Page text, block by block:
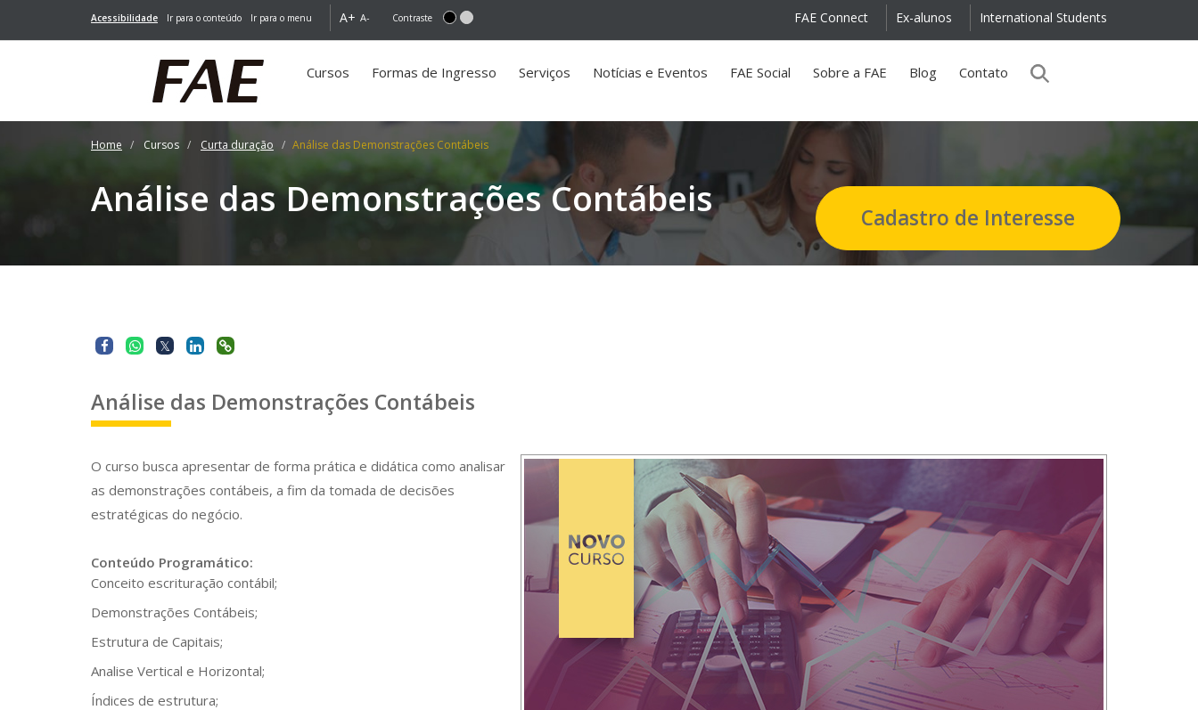
Acessibilidade Ir para o conteúdo Ir para o menu A+ A- Contraste International Students
Ex-alunos
FAE Connect
Cursos
Formas de Ingresso Serviços Notícias e Eventos FAE Social Sobre a FAE Blog Contato
Home Cursos Curta duração Análise das Demonstrações Contábeis
Análise das Demonstrações Contábeis Cadastro de Interesse
Análise das Demonstrações Contábeis
O curso busca apresentar de forma prática e didática como analisar
as demonstrações contábeis, a fim da tomada de decisões
estratégicas do negócio.
Conteúdo Programático:
Conceito escrituração contábil;
Demonstrações Contábeis;
Estrutura de Capitais;
Analise Vertical e Horizontal;
Índices de estrutura;